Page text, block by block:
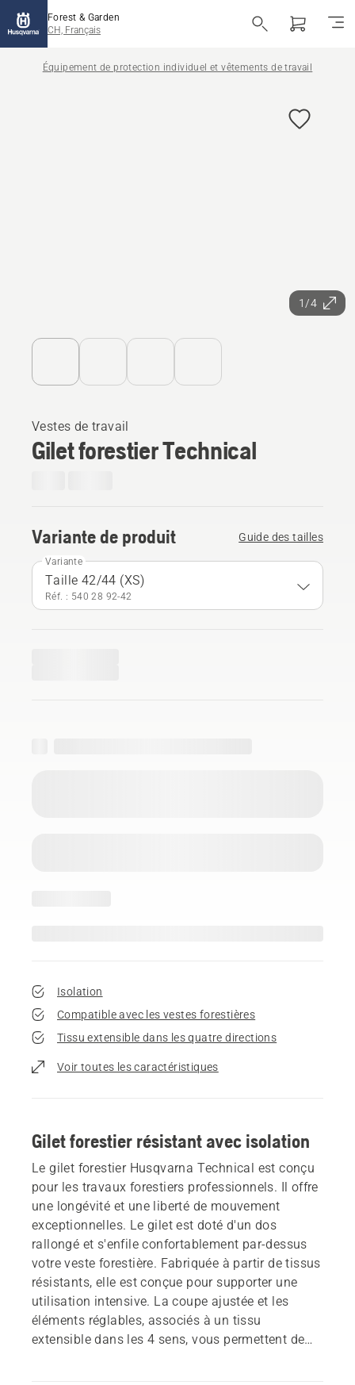
Forest & Garden
CH, Français
Équipement de protection individuel et vêtements de travail
1/4
Vestes de travail
Gilet forestier Technical
Variante de produit Guide des tailles
Variante
Taille 42/44 (XS)
Réf. : 540 28 92‑42
Isolation
Compatible avec les vestes forestières
Tissu extensible dans les quatre directions
Voir toutes les caractéristiques
Gilet forestier résistant avec isolation
Le gilet forestier Husqvarna Technical est conçu
pour les travaux forestiers professionnels. Il offre
une longévité et une liberté de mouvement
exceptionnelles. Le gilet est doté d'un dos
rallongé et s'enfile confortablement par-dessus
votre veste forestière. Fabriquée à partir de tissus
résistants, elle est conçue pour supporter une
utilisation intensive. La coupe ajustée et les
éléments réglables, associés à un tissu
extensible dans les 4 sens, vous permettent de